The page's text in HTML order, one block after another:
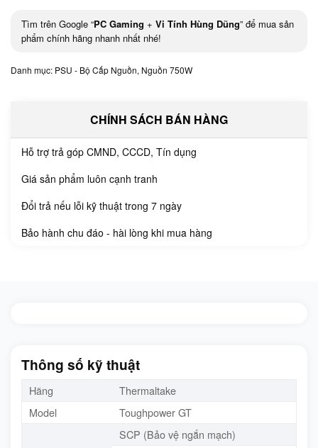
Tìm trên Google “PC Gaming + Vi Tính Hùng Dũng” để mua sản
phẩm chính hãng nhanh nhất nhé!
Danh mục: PSU - Bộ Cấp Nguồn, Nguồn 750W
CHÍNH SÁCH BÁN HÀNG
Hỗ trợ trả góp CMND, CCCD, Tín dụng
Giá sản phẩm luôn cạnh tranh
Đổi trả nếu lỗi kỹ thuật trong 7 ngày
Bảo hành chu đáo - hài lòng khi mua hàng
Thông số kỹ thuật
Hãng
Thermaltake
Model
Toughpower GT
SCP (Bảo vệ ngắn mạch)